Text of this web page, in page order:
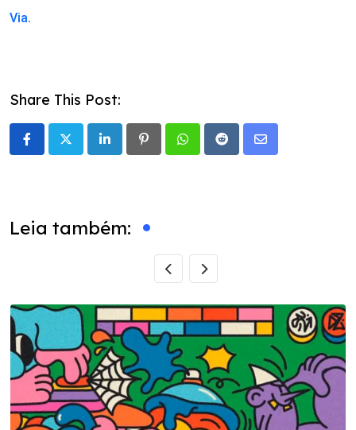
Via.
Share This Post:
LinkedIn PinterestWhatsappRedditShare
Leia também: